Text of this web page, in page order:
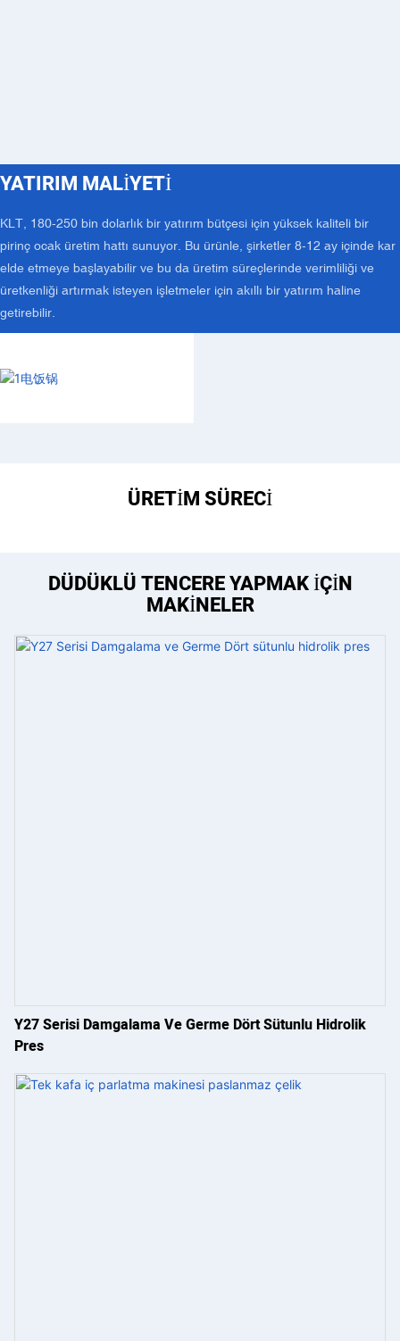
YATIRIM MALIYETI
KLT, 180-250 bin dolarlık bir yatırım bütçesi için yüksek kaliteli bir
pirinç ocak üretim hattı sunuyor. Bu ürünle, şirketler 8-12 ay içinde kar
elde etmeye başlayabilir ve bu da üretim süreçlerinde verimliliği ve
üretkenliği artırmak isteyen işletmeler için akıllı bir yatırım haline
getirebilir.
ÜRETIM SÜRECI
DÜDÜKLÜ TENCERE YAPMAK IÇIN
MAKINELER
Y27 Serisi Damgalama Ve Germe Dört Sütunlu Hidrolik
Pres